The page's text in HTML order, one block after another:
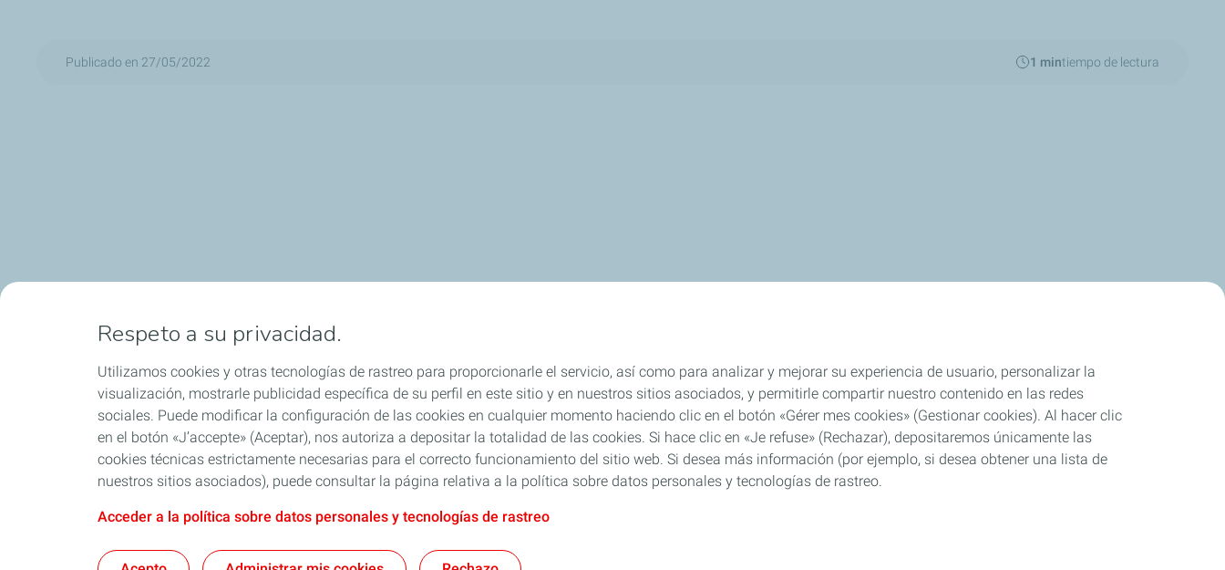
Publicado en 27/05/2022 1 mintiempo de lectura
Respeto a su privacidad.
Utilizamos cookies y otras tecnologías de rastreo para proporcionarle el servicio, así como para analizar y mejorar su experiencia de usuario, personalizar la
visualización, mostrarle publicidad específica de su perfil en este sitio y en nuestros sitios asociados, y permitirle compartir nuestro contenido en las redes
sociales. Puede modificar la configuración de las cookies en cualquier momento haciendo clic en el botón «Gérer mes cookies» (Gestionar cookies). Al hacer clic
en el botón «J’accepte» (Aceptar), nos autoriza a depositar la totalidad de las cookies. Si hace clic en «Je refuse» (Rechazar), depositaremos únicamente las
cookies técnicas estrictamente necesarias para el correcto funcionamiento del sitio web. Si desea más información (por ejemplo, si desea obtener una lista de
nuestros sitios asociados), puede consultar la página relativa a la política sobre datos personales y tecnologías de rastreo.
Acceder a la política sobre datos personales y tecnologías de rastreo